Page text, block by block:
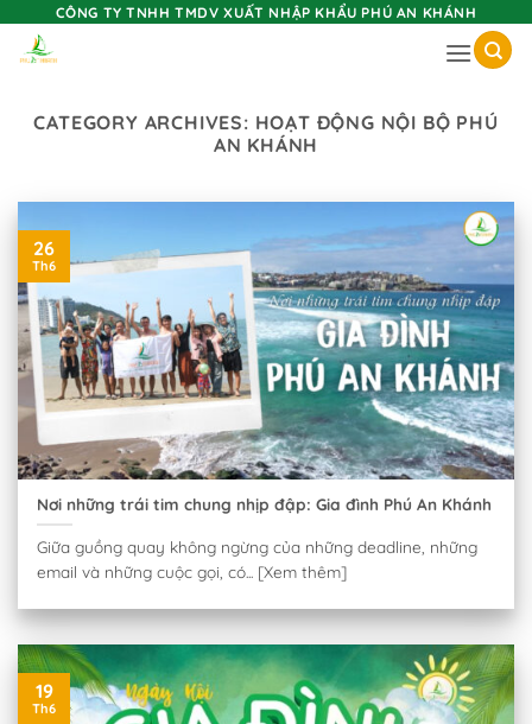
CÔNG TY TNHH TMDV XUẤT NHẬP KHẨU PHÚ AN KHÁNH
CATEGORY ARCHIVES: HOẠT ĐỘNG NỘI BỘ PHÚ
AN KHÁNH
Nơi những trái tim chung nhịp đập: Gia đình Phú An Khánh
Giữa guồng quay không ngừng của những deadline, những
email và những cuộc gọi, có... [Xem thêm]
26
Th6
19
Th6